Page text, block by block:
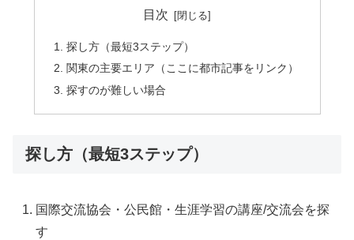
目次
探し方（最短3ステップ）
関東の主要エリア（ここに都市記事をリンク）
探すのが難しい場合
探し方（最短3ステップ）
国際交流協会・公民館・生涯学習の講座/交流会を探
す